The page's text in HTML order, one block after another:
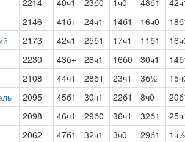
2214 40ч1 23б0 1ч0 48б1
2146 41б+ 24ч1 14б1 16ч0
2173 42ч1 25б1 17ч1 11б1
2230 43б+ 26ч1 16б0 30ч1
2108 44ч1 28б1 23ч1 3б½
2095 45б1 30ч1 22б1 8ч0
2098 46ч1 29б0 36ч1 32б1
2062 47б1 32ч1 3ч0 29б1 1ч½